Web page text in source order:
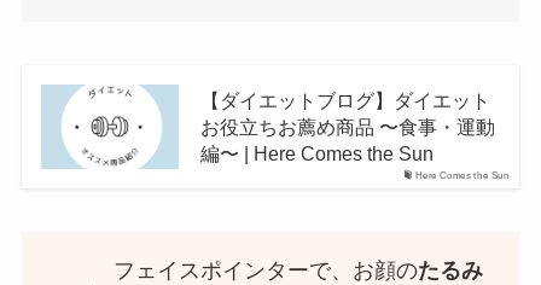
Here Comes the Sun
【ダイエットブログ】ダイエット
お役立ちお薦め商品 〜食事・運動
編〜 | Here Comes the Sun
フェイスポインターで、お顔のたるみ